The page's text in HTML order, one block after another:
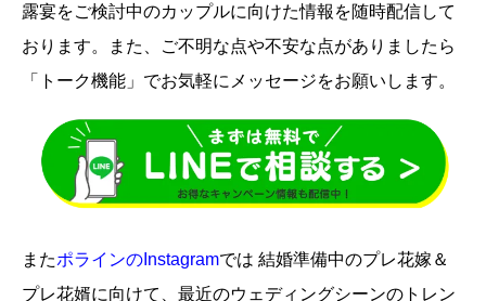
露宴をご検討中のカップルに向けた情報を随時配信して
おります。また、ご不明な点や不安な点がありましたら
「トーク機能」でお気軽にメッセージをお願いします。
またポラインのInstagramでは 結婚準備中のプレ花嫁＆
プレ花婿に向けて、最近のウェディングシーンのトレン